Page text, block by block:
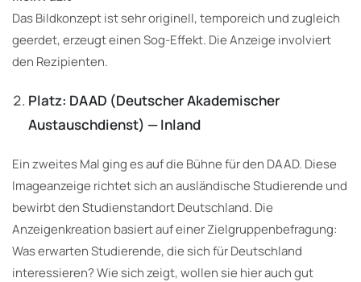
Das Bildkonzept ist sehr originell, temporeich und zugleich
geerdet, erzeugt einen Sog-Effekt. Die Anzeige involviert
den Rezipienten.
Platz: DAAD (Deutscher Akademischer
Austauschdienst) — Inland
Ein zweites Mal ging es auf die Bühne für den DAAD. Diese
Imageanzeige richtet sich an ausländische Studierende und
bewirbt den Studienstandort Deutschland. Die
Anzeigenkreation basiert auf einer Zielgruppenbefragung:
Was erwarten Studierende, die sich für Deutschland
interessieren? Wie sich zeigt, wollen sie hier auch gut